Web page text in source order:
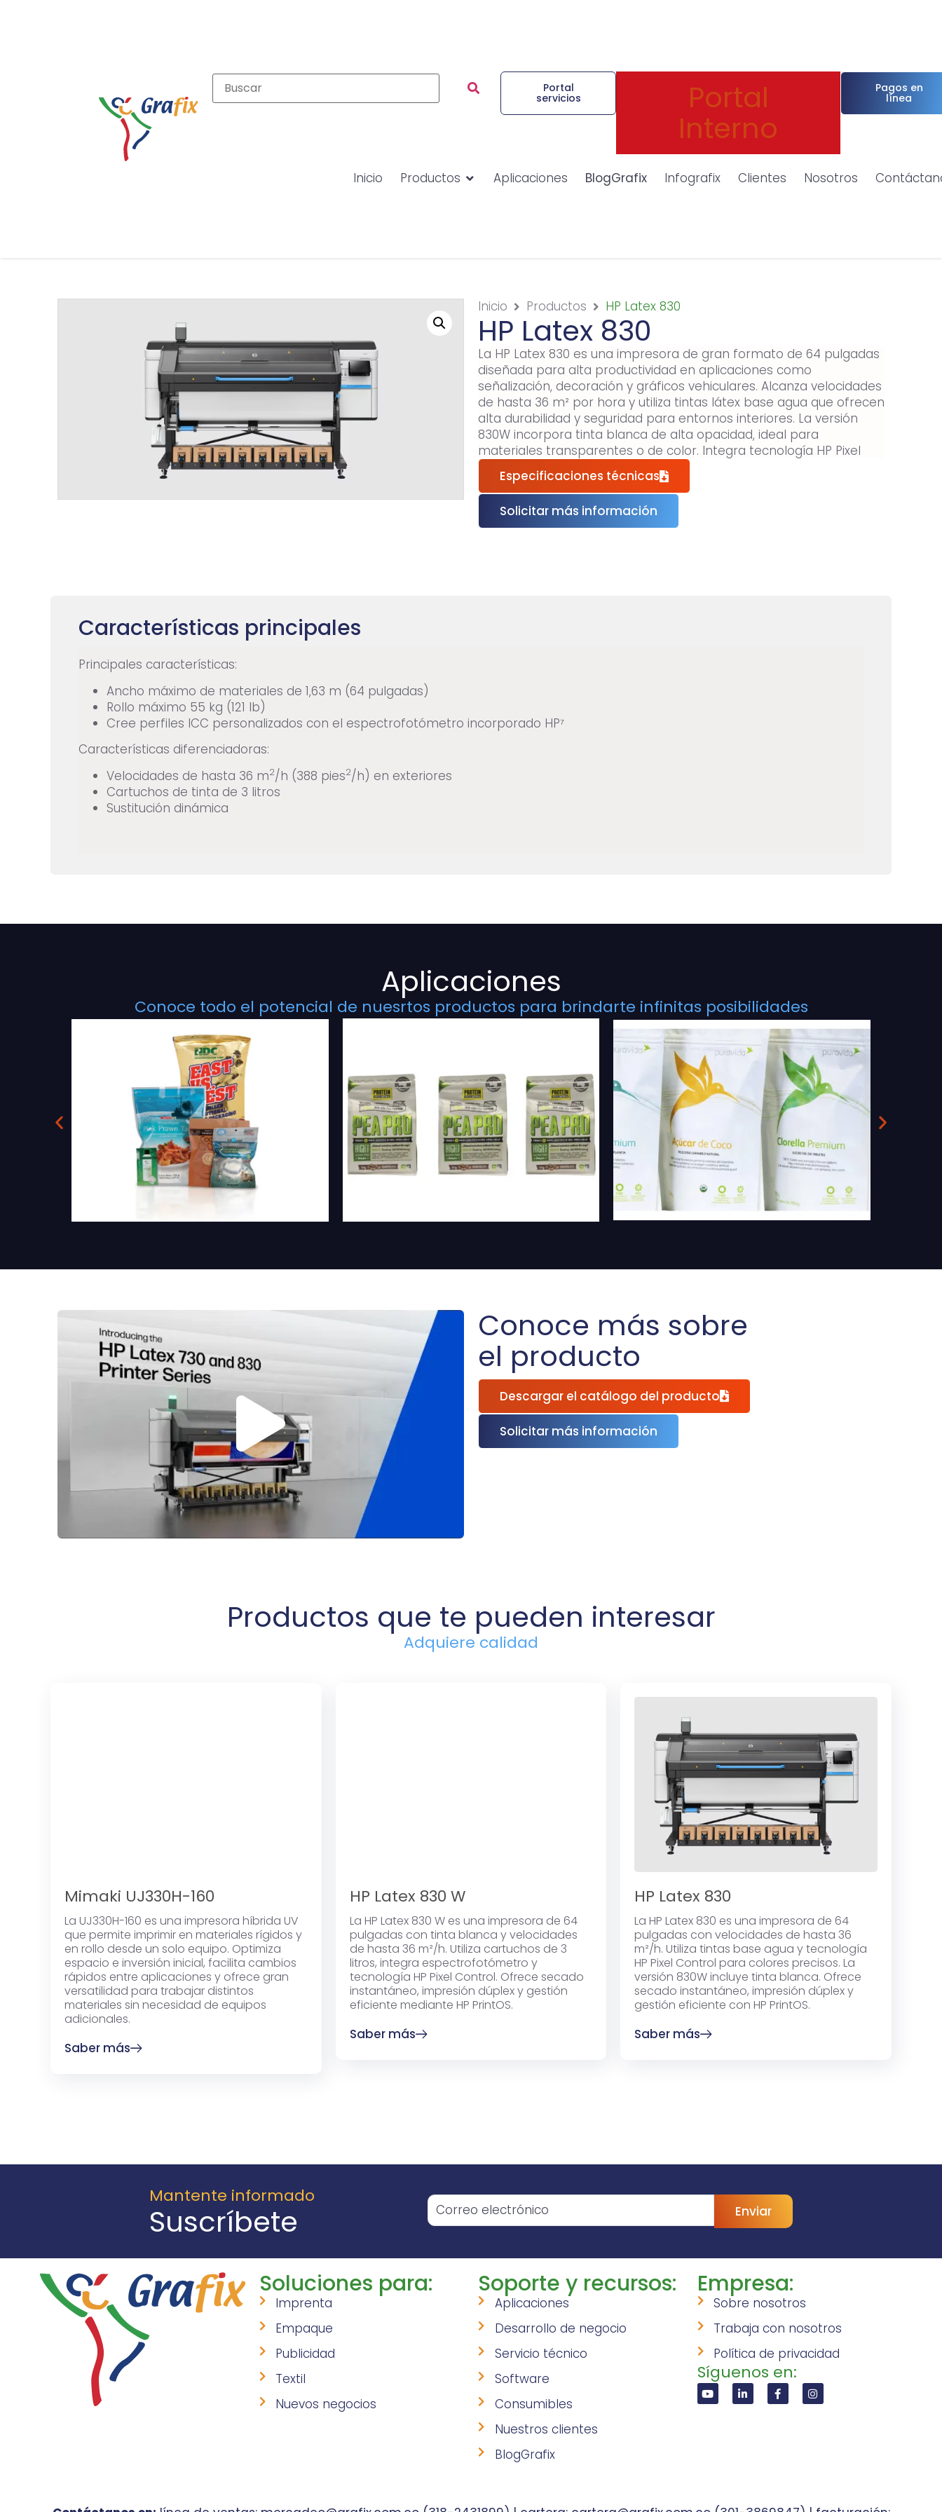
Portal
servicios Portal
Interno
Pagos en
línea
Inicio Productos Aplicaciones BlogGrafix Infografix Clientes Nosotros
Inicio Productos HP Latex 830
HP Latex 830
La HP Latex 830 es una impresora de gran formato de 64 pulgadas
diseñada para alta productividad en aplicaciones como
señalización, decoración y gráficos vehiculares. Alcanza velocidades
de hasta 36 m² por hora y utiliza tintas látex base agua que ofrecen
alta durabilidad y seguridad para entornos interiores. La versión
830W incorpora tinta blanca de alta opacidad, ideal para
materiales transparentes o de color. Integra tecnología HP Pixel
Control para lograr colores uniformes y precisos, junto con
resolución de hasta 1200 x 1200 dpi. Permite impresión automática a
doble cara y secado instantáneo. Además, es compatible con HP
PrintOS para gestión eficiente de producción.
Especificaciones técnicas
Solicitar más información
Características principales
Principales características:
Ancho máximo de materiales de 1,63 m (64 pulgadas)
Rollo máximo 55 kg (121 lb)
Cree perfiles ICC personalizados con el espectrofotómetro incorporado HP⁷
Características diferenciadoras:
Velocidades de hasta 36 m2/h (388 pies2/h) en exteriores
Cartuchos de tinta de 3 litros
Sustitución dinámica
Aplicaciones
Conoce todo el potencial de nuesrtos productos para brindarte infinitas posibilidades
Conoce más sobre
el producto
Descargar el catálogo del producto
Solicitar más información
Productos que te pueden interesar
Adquiere calidad
Mimaki UJ330H-160
La UJ330H-160 es una impresora híbrida UV
que permite imprimir en materiales rígidos y
en rollo desde un solo equipo. Optimiza
espacio e inversión inicial, facilita cambios
rápidos entre aplicaciones y ofrece gran
versatilidad para trabajar distintos
materiales sin necesidad de equipos
adicionales.
Saber más
HP Latex 830 W
La HP Latex 830 W es una impresora de 64
pulgadas con tinta blanca y velocidades
de hasta 36 m²/h. Utiliza cartuchos de 3
litros, integra espectrofotómetro y
tecnología HP Pixel Control. Ofrece secado
instantáneo, impresión dúplex y gestión
eficiente mediante HP PrintOS.
Saber más
HP Latex 830
La HP Latex 830 es una impresora de 64
pulgadas con velocidades de hasta 36
m²/h. Utiliza tintas base agua y tecnología
HP Pixel Control para colores precisos. La
versión 830W incluye tinta blanca. Ofrece
secado instantáneo, impresión dúplex y
gestión eficiente con HP PrintOS.
Saber más
Mantente informado
Suscríbete Enviar
Soluciones para:
Imprenta
Empaque
Publicidad
Textil
Nuevos negocios
Soporte y recursos:
Aplicaciones
Desarrollo de negocio
Servicio técnico
Software
Consumibles
Nuestros clientes
BlogGrafix
Empresa:
Sobre nosotros
Trabaja con nosotros
Política de privacidad
Síguenos en: